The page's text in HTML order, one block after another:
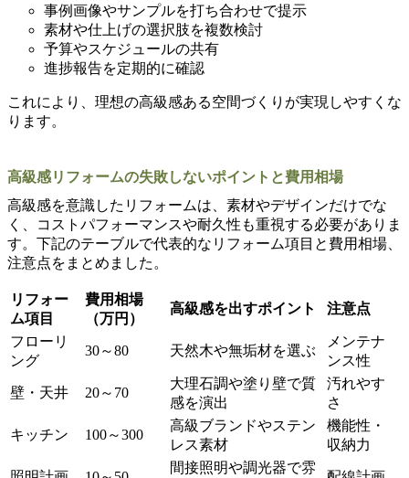
事例画像やサンプルを打ち合わせで提示
素材や仕上げの選択肢を複数検討
予算やスケジュールの共有
進捗報告を定期的に確認
これにより、理想の高級感ある空間づくりが実現しやすくな
ります。
高級感リフォームの失敗しないポイントと費用相場
高級感を意識したリフォームは、素材やデザインだけでな
く、コストパフォーマンスや耐久性も重視する必要がありま
す。下記のテーブルで代表的なリフォーム項目と費用相場、
注意点をまとめました。
リフォー
ム項目
費用相場
（万円）
高級感を出すポイント 注意点
フローリ
ング
30～80 天然木や無垢材を選ぶ
メンテナ
ンス性
壁・天井 20～70
大理石調や塗り壁で質
感を演出
汚れやす
さ
キッチン 100～300
高級ブランドやステン
レス素材
機能性・
収納力
間接照明や調光器で雰